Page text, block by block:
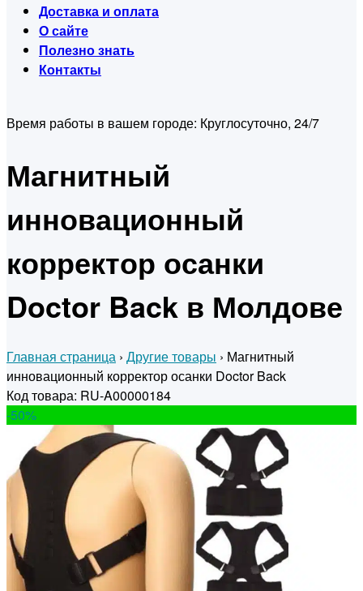
Доставка и оплата
О сайте
Полезно знать
Контакты
Время работы в вашем городе: Круглосуточно, 24/7
Магнитный
инновационный
корректор осанки
Doctor Back в Молдове
Главная страница › Другие товары › Магнитный
инновационный корректор осанки Doctor Back
Код товара: RU-A00000184
-50%